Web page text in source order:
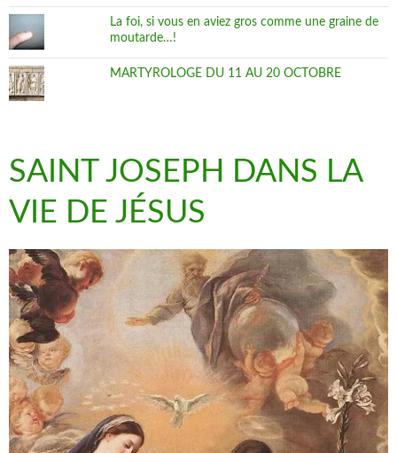
La foi, si vous en aviez gros comme une graine de
moutarde…!
MARTYROLOGE DU 11 AU 20 OCTOBRE
SAINT JOSEPH DANS LA
VIE DE JÉSUS